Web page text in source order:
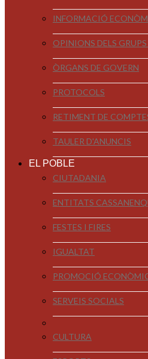
INFORMACIÓ
OPINIONS DELS
ÒRGANS DE GOVERN
PROTOCOLS
RETIMENT DE
TAULER D'ANUNCIS
EL POBLE
CIUTADANIA
ENTITATS
FESTES I FIRES
IGUALTAT
PROMOCIÓ
SERVEIS SOCIALS
CULTURA